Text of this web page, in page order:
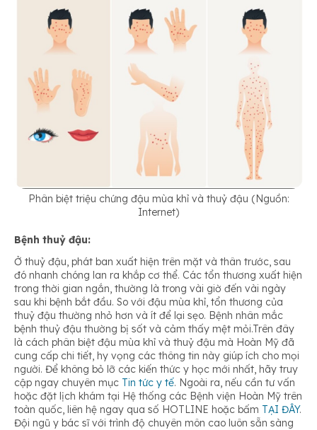
Phân biệt triệu chứng đậu mùa khỉ và thuỷ đậu (Nguồn:
Internet)
Bệnh thuỷ đậu:
Ở thuỷ đậu, phát ban xuất hiện trên mặt và thân trước, sau
đó nhanh chóng lan ra khắp cơ thể. Các tổn thương xuất hiện
trong thời gian ngắn, thường là trong vài giờ đến vài ngày
sau khi bệnh bắt đầu. So với đậu mùa khỉ, tổn thương của
thuỷ đậu thường nhỏ hơn và ít để lại sẹo. Bệnh nhân mắc
bệnh thuỷ đậu thường bị sốt và cảm thấy mệt mỏi.Trên đây
là cách phân biệt đậu mùa khỉ và thuỷ đậu mà Hoàn Mỹ đã
cung cấp chi tiết, hy vọng các thông tin này giúp ích cho mọi
người. Để không bỏ lỡ các kiến thức y học mới nhất, hãy truy
cập ngay chuyên mục Tin tức y tế. Ngoài ra, nếu cần tư vấn
hoặc đặt lịch khám tại Hệ thống các Bệnh viện Hoàn Mỹ trên
toàn quốc, liên hệ ngay qua số HOTLINE hoặc bấm TẠI ĐÂY.
Đội ngũ y bác sĩ với trình độ chuyên môn cao luôn sẵn sàng